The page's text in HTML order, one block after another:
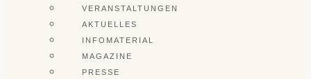
VERANSTALTUNGEN
AKTUELLES
INFOMATERIAL
MAGAZINE
PRESSE